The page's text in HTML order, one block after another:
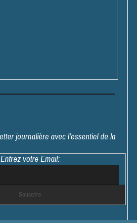
journalière avec l'essentiel de la
Entrez votre Email: